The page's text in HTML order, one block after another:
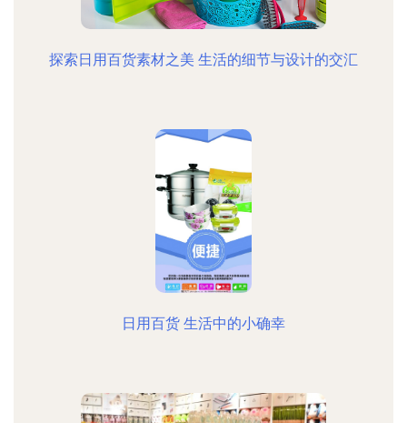
探索日用百货素材之美 生活的细节与设计的交汇
日用百货 生活中的小确幸